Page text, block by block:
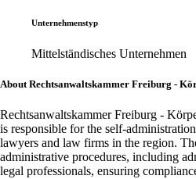
Unternehmenstyp
Mittelständisches Unternehmen
About Rechtsanwaltskammer Freiburg -
Rechtsanwaltskammer Freiburg -
is responsible for the self-
lawyers and law firms in the region.
administrative procedures, including
legal professionals, ensuring